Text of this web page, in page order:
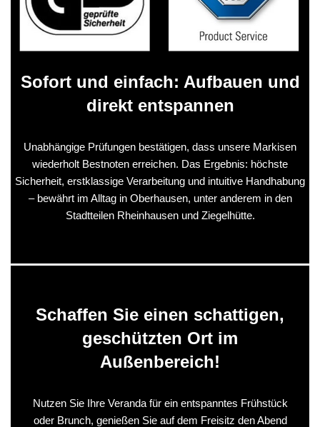
Sofort und einfach: Aufbauen und
direkt entspannen
Unabhängige Prüfungen bestätigen, dass unsere Markisen
wiederholt Bestnoten erreichen. Das Ergebnis: höchste
Sicherheit, erstklassige Verarbeitung und intuitive Handhabung
– bewährt im Alltag in Oberhausen, unter anderem in den
Stadtteilen Rheinhausen und Ziegelhütte.
Schaffen Sie einen schattigen,
geschützten Ort im
Außenbereich!
Nutzen Sie Ihre Veranda für ein entspanntes Frühstück
oder Brunch, genießen Sie auf dem Freisitz den Abend